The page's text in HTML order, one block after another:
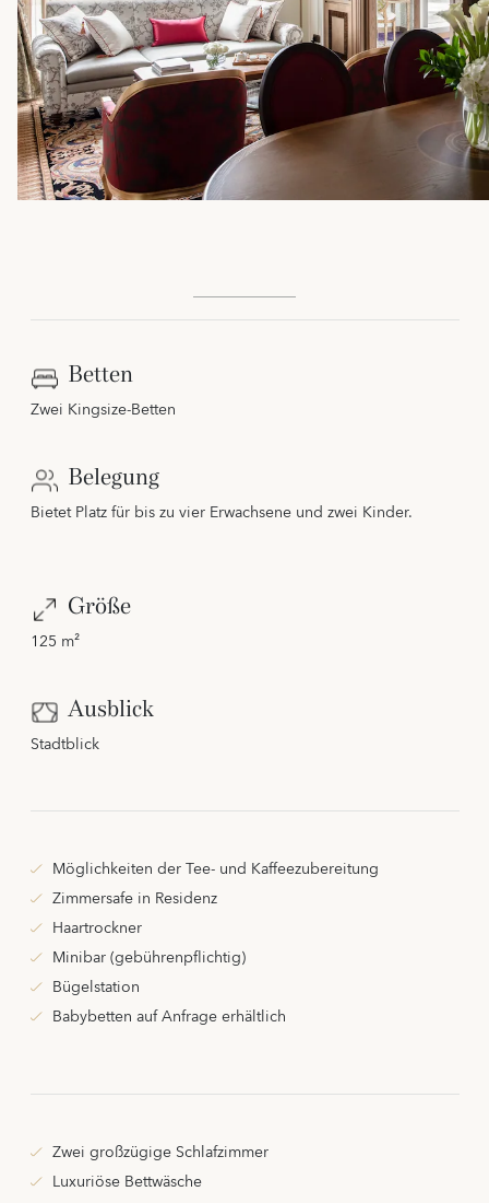
Betten
Zwei Kingsize-Betten
Belegung
Bietet Platz für bis zu vier Erwachsene und zwei Kinder.
Größe
125 m²
Ausblick
Stadtblick
Möglichkeiten der Tee- und Kaffeezubereitung
Zimmersafe in Residenz
Haartrockner
Minibar (gebührenpflichtig)
Bügelstation
Babybetten auf Anfrage erhältlich
Zwei großzügige Schlafzimmer
Luxuriöse Bettwäsche